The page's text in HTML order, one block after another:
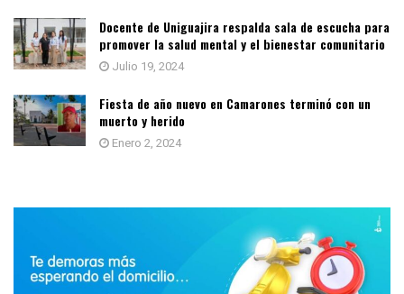
Docente de Uniguajira respalda sala de escucha para
promover la salud mental y el bienestar comunitario
Julio 19, 2024
Fiesta de año nuevo en Camarones terminó con un
muerto y herido
Enero 2, 2024